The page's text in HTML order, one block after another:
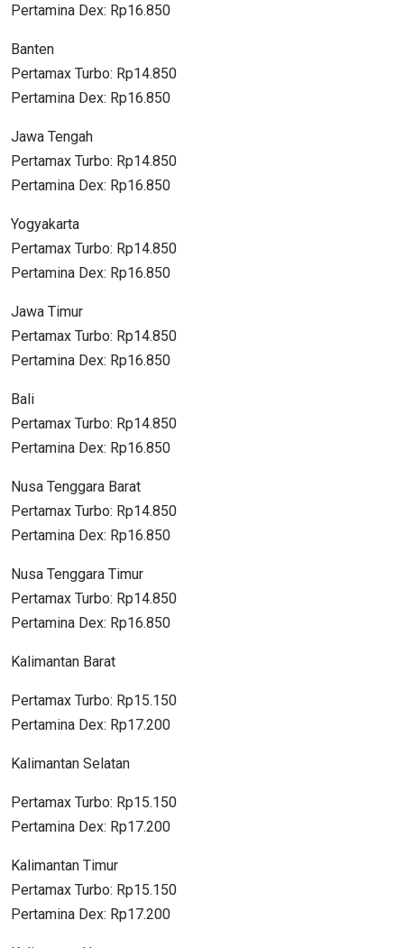
Pertamina Dex: Rp16.850
Banten
Pertamax Turbo: Rp14.850
Pertamina Dex: Rp16.850
Jawa Tengah
Pertamax Turbo: Rp14.850
Pertamina Dex: Rp16.850
Yogyakarta
Pertamax Turbo: Rp14.850
Pertamina Dex: Rp16.850
Jawa Timur
Pertamax Turbo: Rp14.850
Pertamina Dex: Rp16.850
Bali
Pertamax Turbo: Rp14.850
Pertamina Dex: Rp16.850
Nusa Tenggara Barat
Pertamax Turbo: Rp14.850
Pertamina Dex: Rp16.850
Nusa Tenggara Timur
Pertamax Turbo: Rp14.850
Pertamina Dex: Rp16.850
Kalimantan Barat
Pertamax Turbo: Rp15.150
Pertamina Dex: Rp17.200
Kalimantan Selatan
Pertamax Turbo: Rp15.150
Pertamina Dex: Rp17.200
Kalimantan Timur
Pertamax Turbo: Rp15.150
Pertamina Dex: Rp17.200